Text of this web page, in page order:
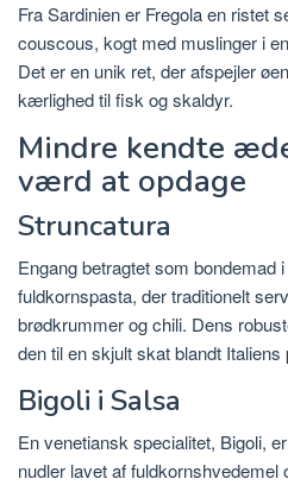
Fra Sardinien er Fregola en ristet
couscous, kogt med muslinger i
Det er en unik ret, der afspejler
kærlighed til fisk og skaldyr.
Mindre kendte
værd at opdage
Struncatura
Engang betragtet som bondemad
fuldkornspasta, der traditionelt
brødkrummer og chili. Dens
den til en skjult skat blandt Italiens
Bigoli i Salsa
En venetiansk specialitet, Bigoli,
nudler lavet af